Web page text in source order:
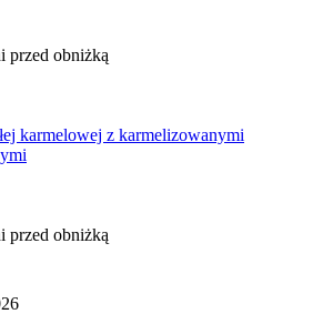
przed obniżką
karmelowej z karmelizowanymi
przed obniżką